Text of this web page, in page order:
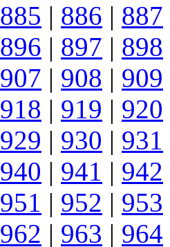
885 | 886 | 887
896 | 897 | 898
907 | 908 | 909
918 | 919 | 920
929 | 930 | 931
940 | 941 | 942
951 | 952 | 953
962 | 963 | 964